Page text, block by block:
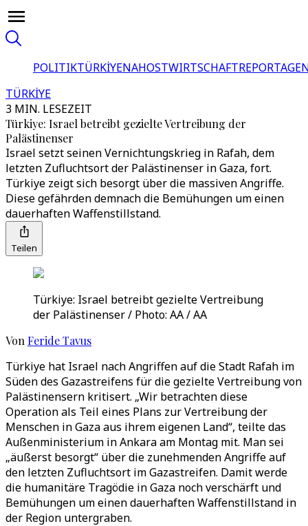
POLITIKTÜRKİYENAHOSTWIRTSCHAFT
TÜRKİYE
3 MIN. LESEZEIT
Türkiye: Israel betreibt gezielte Vertreibung der
Palästinenser
Israel setzt seinen Vernichtungskrieg in Rafah, dem
letzten Zufluchtsort der Palästinenser in Gaza, fort.
Türkiye zeigt sich besorgt über die massiven Angriffe.
Diese gefährden demnach die Bemühungen um einen
dauerhaften Waffenstillstand.
Teilen
Türkiye: Israel betreibt gezielte Vertreibung
der Palästinenser / Photo: AA / AA
Von Feride Tavus
Türkiye hat Israel nach Angriffen auf die Stadt Rafah im
Süden des Gazastreifens für die gezielte Vertreibung von
Palästinensern kritisert. „Wir betrachten diese
Operation als Teil eines Plans zur Vertreibung der
Menschen in Gaza aus ihrem eigenen Land“, teilte das
Außenministerium in Ankara am Montag mit. Man sei
„äußerst besorgt“ über die zunehmenden Angriffe auf
den letzten Zufluchtsort im Gazastreifen. Damit werde
die humanitäre Tragödie in Gaza noch verschärft und
Bemühungen um einen dauerhaften Waffenstillstand in
der Region untergraben.